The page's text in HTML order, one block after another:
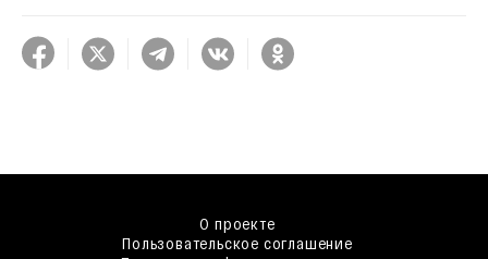
О проекте
Пользовательское соглашение